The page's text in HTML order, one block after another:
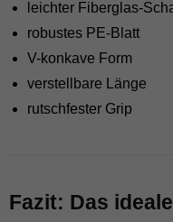
leichter Fiberglas-
robustes PE-Blatt
V-konkave Form
verstellbare Länge
rutschfester Grip
Fazit: Das